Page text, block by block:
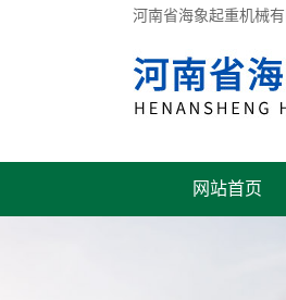
河南省海象起重机械
网站首页